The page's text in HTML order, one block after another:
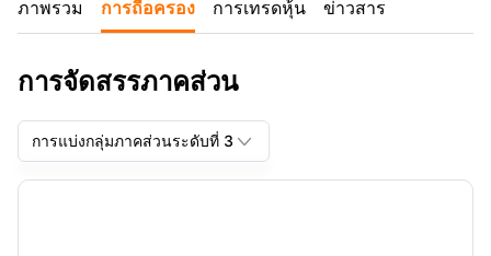
ภาพรวม การถือครอง การเทรดหุ้น ข่าวสาร
การจัดสรรภาคส่วน
การแบ่งกลุ่มภาคส่วนระดับที่ 3 